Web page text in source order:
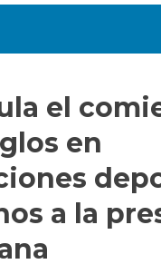
el
en
a la